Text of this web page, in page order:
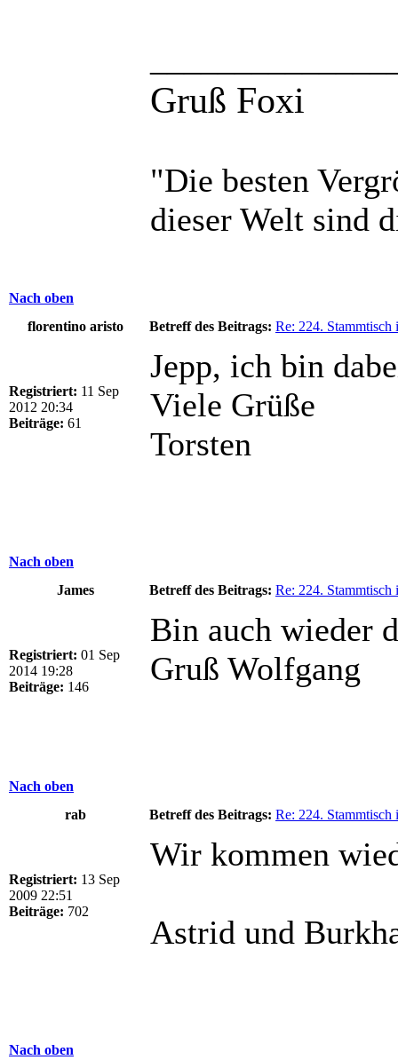
Gruß Foxi
"Die besten
dieser Welt sind
Nach oben
florentino aristo
Betreff des Beitrags: Re: 224. Stammtisch
Registriert: 11 Sep
2012 20:34
Beiträge: 61
Jepp, ich bin
Viele Grüße
Torsten
Nach oben
James
Betreff des Beitrags: Re: 224. Stammtisch
Registriert: 01 Sep
2014 19:28
Beiträge: 146
Bin auch wieder
Gruß Wolfgang
Nach oben
rab
Betreff des Beitrags: Re: 224. Stammtisch
Registriert: 13 Sep
2009 22:51
Beiträge: 702
Wir kommen
Astrid und
Nach oben